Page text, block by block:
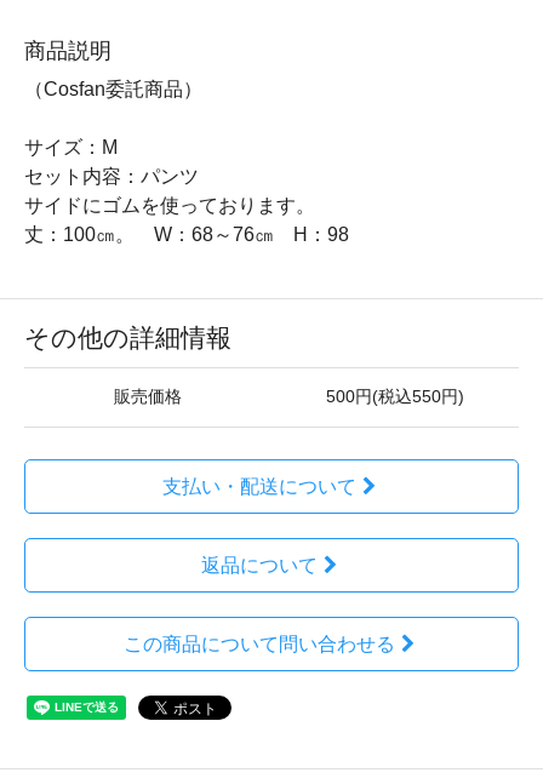
商品説明
（Cosfan委託商品）
サイズ：M
セット内容：パンツ
サイドにゴムを使っております。
丈：100㎝。 W：68～76㎝ H：98
その他の詳細情報
販売価格 500円(税込550円)
支払い・配送について
返品について
この商品について問い合わせる